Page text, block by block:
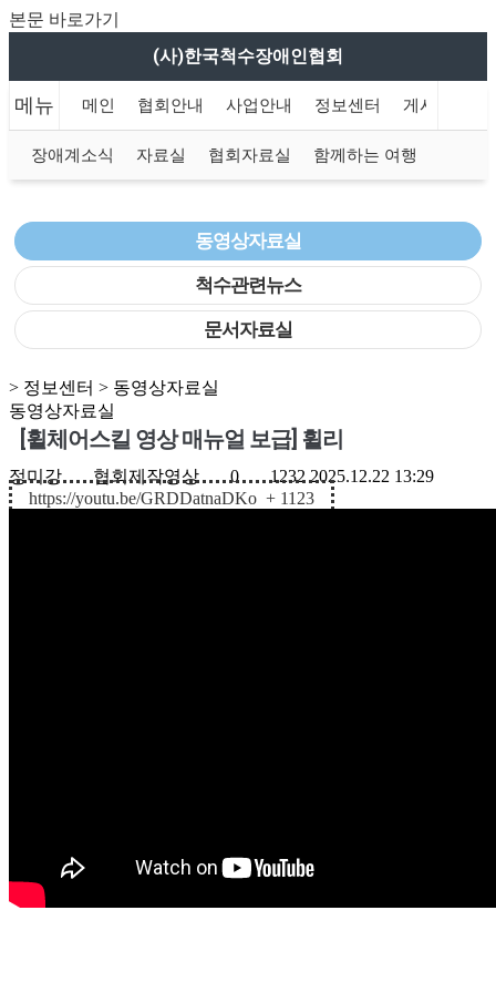
본문 바로가기
(사)한국척수장애인협회
메뉴 메인 협회안내 사업안내 정보센터 게시판
장애계소식 자료실 협회자료실 함께하는 여행
동영상자료실
척수관련뉴스
문서자료실
> 정보센터 > 동영상자료실
동영상자료실
[휠체어스킬 영상 매뉴얼 보급] 휠리
정미강 협회제작영상 0 12322025.12.22 13:29
https://youtu.be/GRDDatnaDKo + 1123